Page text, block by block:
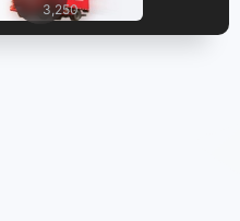
3,250